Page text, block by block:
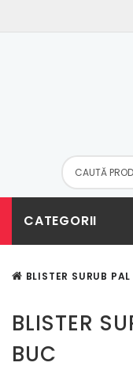
CATEGORII
BLISTER SURUB
BLISTER
BUC